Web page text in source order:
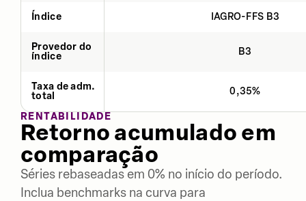
Índice IAGRO-FFS B3
Provedor do
índice
B3
Taxa de adm.
total
0,35%
RENTABILIDADE
Retorno acumulado em
comparação
Séries rebaseadas em 0% no início do período.
Inclua benchmarks na curva para